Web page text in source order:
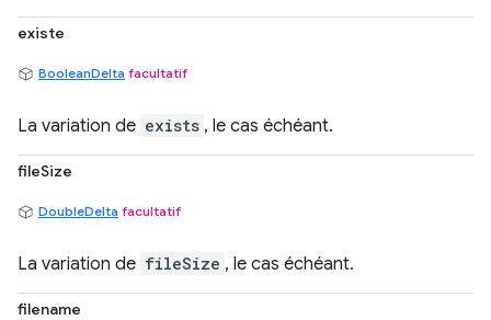
existe
BooleanDelta facultatif
La variation de exists , le cas échéant.
fileSize
DoubleDelta facultatif
La variation de fileSize , le cas échéant.
filename